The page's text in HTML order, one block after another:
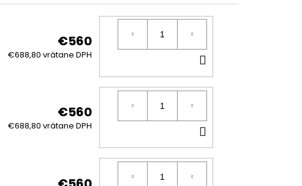
€560
€688,80 vrátane DPH
KOŠÍKA
€560
€688,80 vrátane DPH
KOŠÍKA